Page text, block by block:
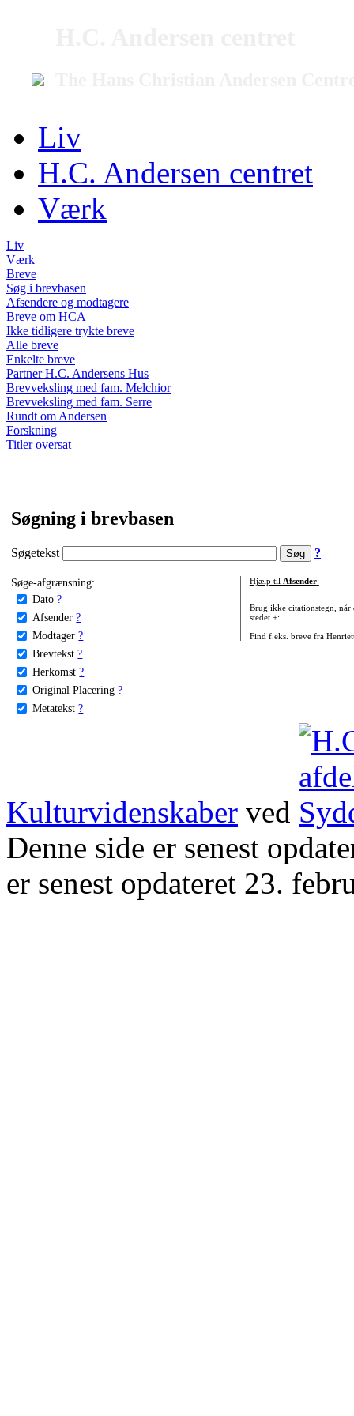
Liv
H.C. Andersen centret
Værk
Liv
Værk
Breve
Søg i brevbasen
Afsendere og modtagere
Breve om HCA
Ikke tidligere trykte breve
Alle breve
Enkelte breve
Partner H.C. Andersens Hus
Brevveksling med fam. Melchior
Brevveksling med fam. Serre
Rundt om Andersen
Forskning
Titler oversat
Søgning i brevbasen
Søgetekst ?
Søge-afgrænsning:
Dato ?
Afsender ?
Modtager ?
Brevtekst ?
Herkomst ?
Original Placering ?
Metatekst ?
Hjælp til Afsender:
Brug ikke citationstegn, når
stedet +:
Find f.eks. breve fra
Kulturvidenskaber ved
Denne side er senest
er senest opdateret 23.